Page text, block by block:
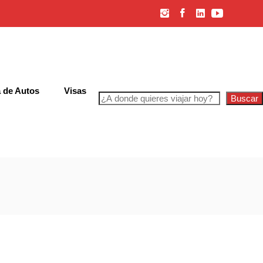
de Autos Visas
Buscar